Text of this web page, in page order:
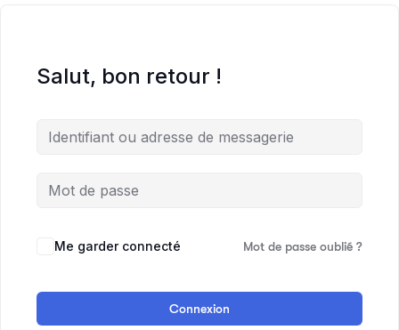
Salut, bon retour !
Me garder connecté Mot de passe oublié ?
Connexion